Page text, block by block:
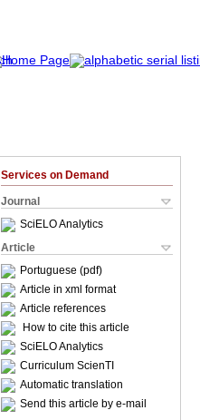
Services on Demand
Journal
SciELO Analytics
Article
Portuguese (pdf)
Article in xml format
Article references
How to cite this article
SciELO Analytics
Curriculum ScienTI
Automatic translation
Send this article by e-mail